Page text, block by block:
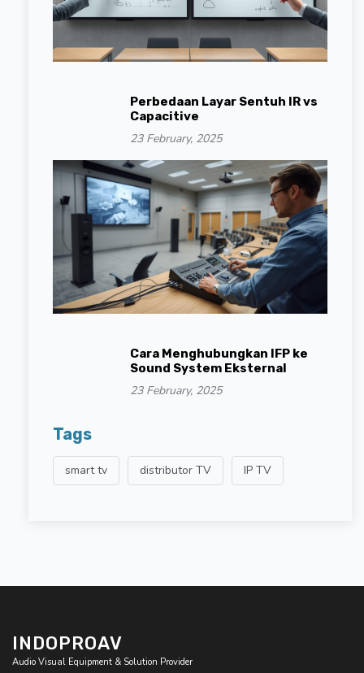
Perbedaan Layar Sentuh IR vs
Capacitive
23 February, 2025
Cara Menghubungkan IFP ke
Sound System Eksternal
23 February, 2025
Tags
smart tv distributor TV IP TV
INDOPROAV
Audio Visual Equipment & Solution Provider